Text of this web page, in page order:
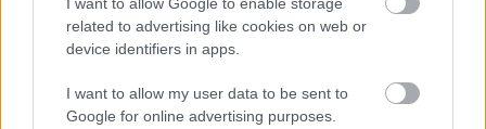
related to advertising like cookies on web or
device identifiers in apps.
I want to allow my user data to be sent to
Google for online advertising purposes.
ušetriť na energiách?